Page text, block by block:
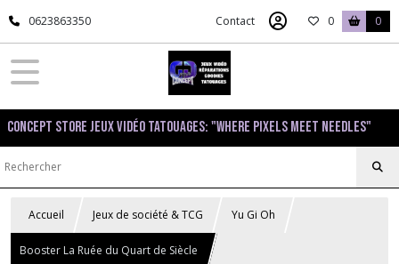
0623863350 Contact 0 0
Concept Store Jeux Vidéo Tatouages: "Where pixels meet needles"
Accueil Jeux de société & TCG Yu Gi Oh
Booster La Ruée du Quart de Siècle